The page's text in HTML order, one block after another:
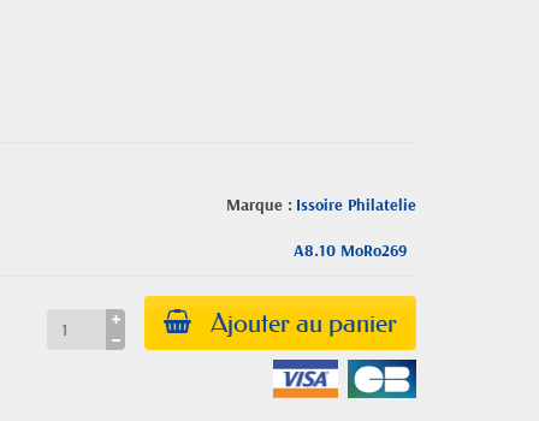
Marque : Issoire Philatelie
A8.10 MoRo269
Ajouter au panier